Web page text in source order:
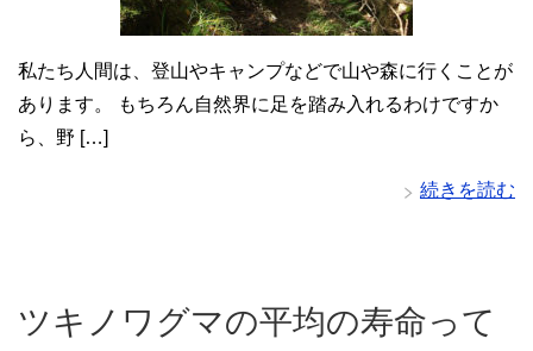
私たち人間は、登山やキャンプなどで山や森に行くことが
あります。 もちろん自然界に足を踏み入れるわけですか
ら、野 […]
続きを読む
ツキノワグマの平均の寿命って